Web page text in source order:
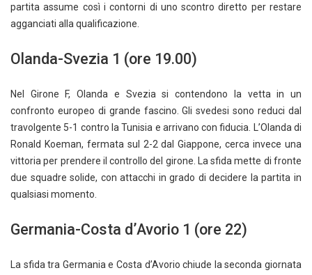
partita assume così i contorni di uno scontro diretto per restare
agganciati alla qualificazione.
Olanda-Svezia 1 (ore 19.00)
Nel Girone F, Olanda e Svezia si contendono la vetta in un
confronto europeo di grande fascino. Gli svedesi sono reduci dal
travolgente 5-1 contro la Tunisia e arrivano con fiducia. L’Olanda di
Ronald Koeman, fermata sul 2-2 dal Giappone, cerca invece una
vittoria per prendere il controllo del girone. La sfida mette di fronte
due squadre solide, con attacchi in grado di decidere la partita in
qualsiasi momento.
Germania-Costa d’Avorio 1 (ore 22)
La sfida tra Germania e Costa d’Avorio chiude la seconda giornata